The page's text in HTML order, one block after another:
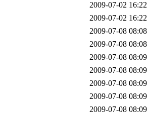
2009-07-02 16:22
2009-07-02 16:22
2009-07-08 08:08
2009-07-08 08:08
2009-07-08 08:09
2009-07-08 08:09
2009-07-08 08:09
2009-07-08 08:09
2009-07-08 08:09